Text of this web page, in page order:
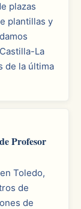
plazas
plantillas y
La
de la última
Profesor
Toledo,
de
de